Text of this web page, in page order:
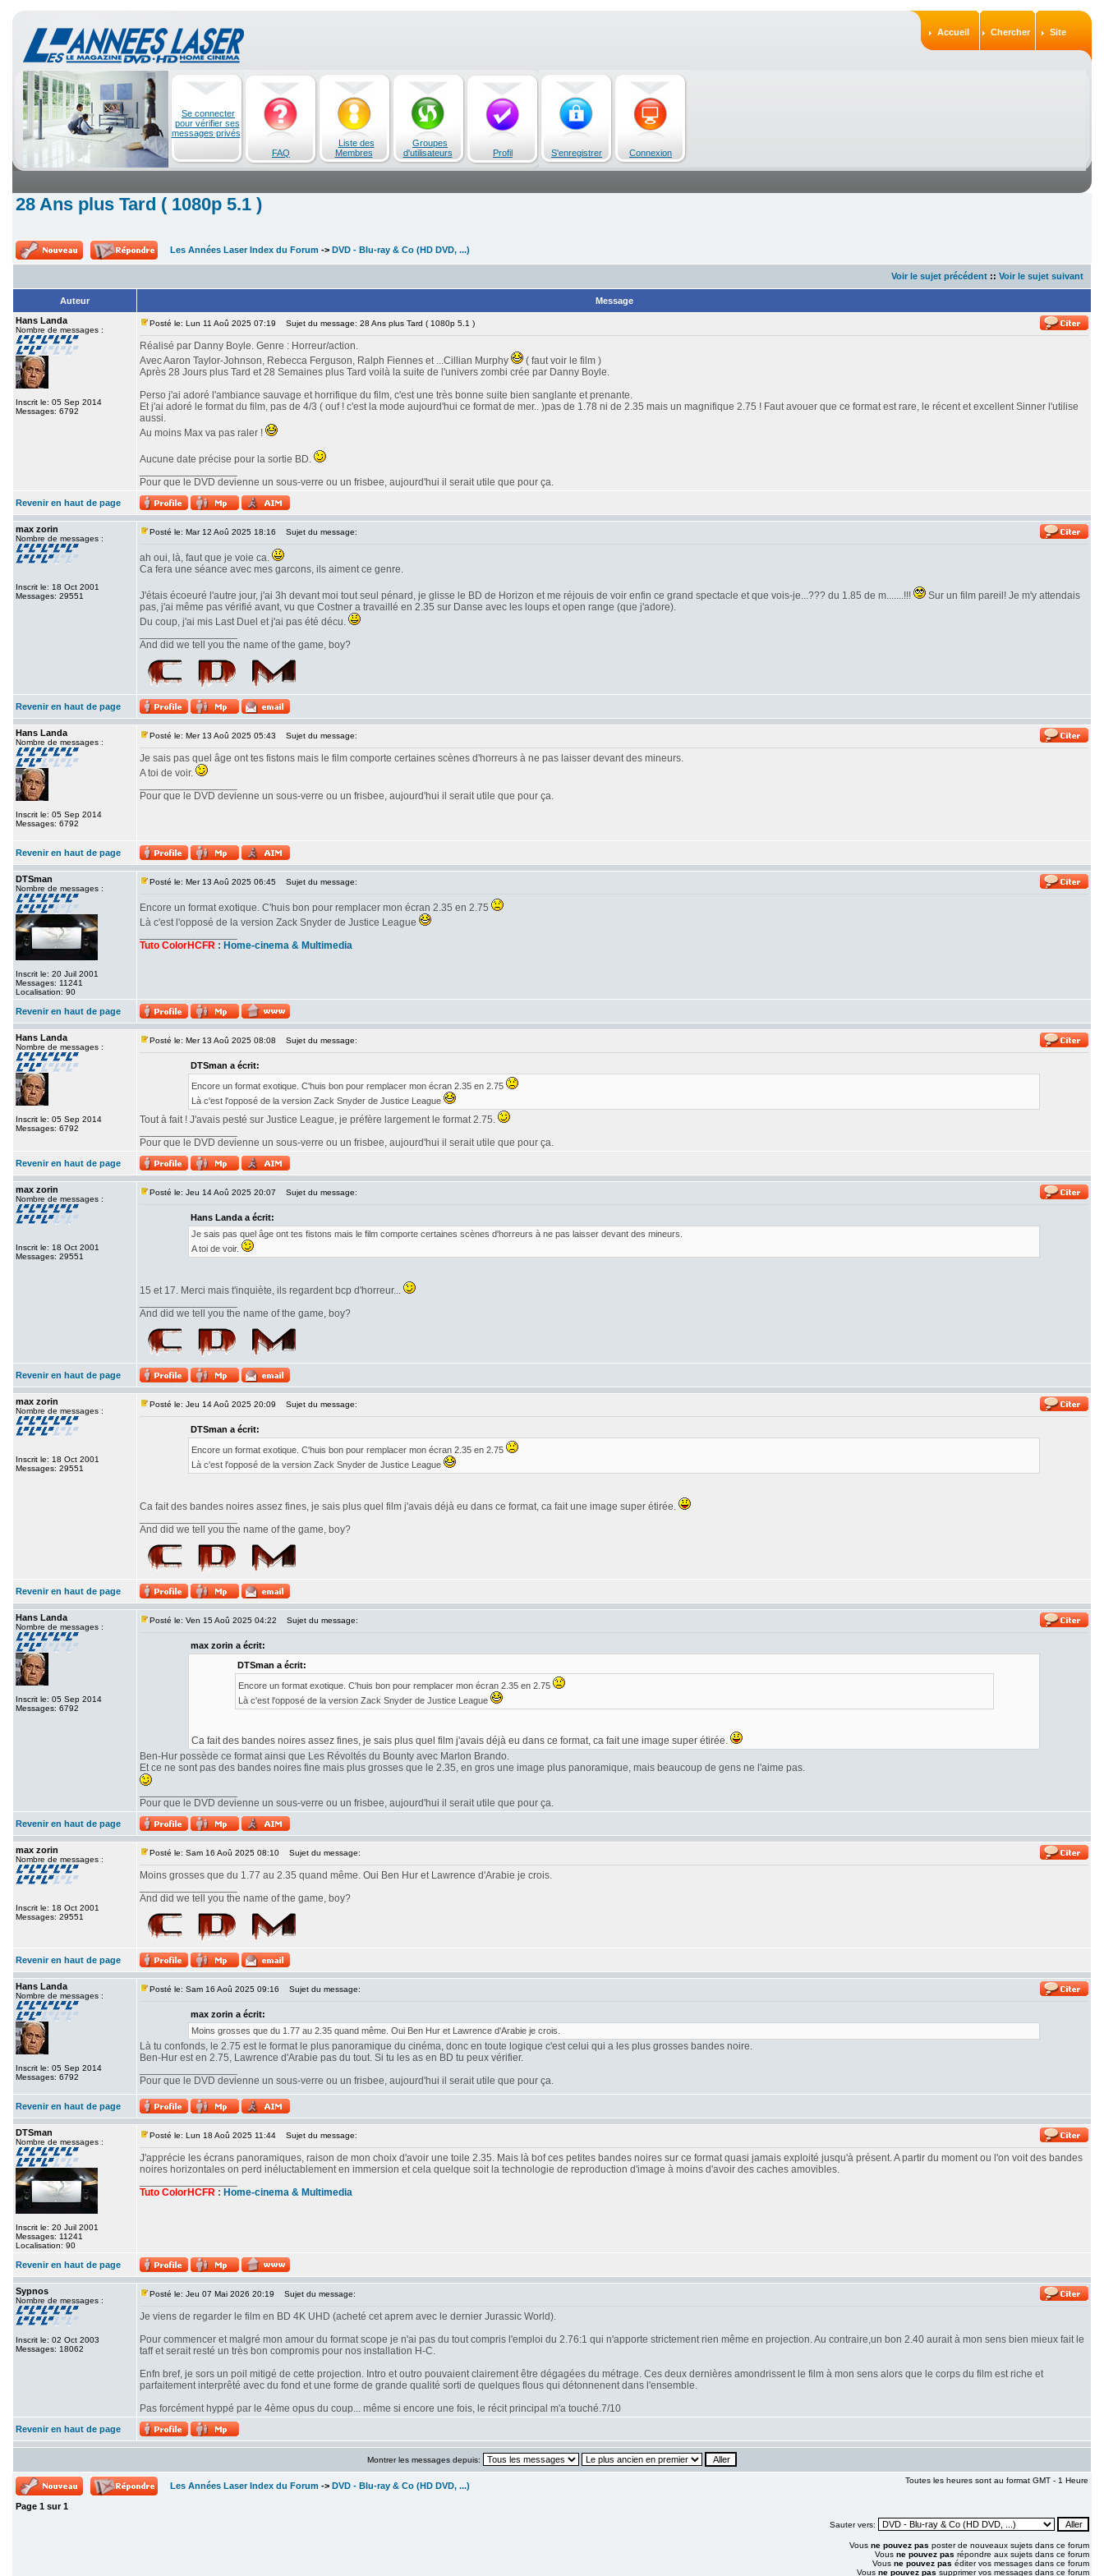
Accueil Chercher Site
Se connecter
pour vérifier ses
messages privés
FAQ
Liste des
Membres
Groupes
d'utilisateurs
Profil S'enregistrer Connexion
28 Ans plus Tard ( 1080p 5.1 )
Les Années Laser Index du Forum -> DVD - Blu-ray & Co (HD DVD, ...)
Voir le sujet précédent :: Voir le sujet suivant
Auteur
Message
Hans Landa
Nombre de messages :
Inscrit le: 05 Sep 2014
Messages: 6792
Posté le: Lun 11 Aoû 2025 07:19 Sujet du message: 28 Ans plus Tard ( 1080p 5.1 )
Réalisé par Danny Boyle. Genre : Horreur/action.
Avec Aaron Taylor-Johnson, Rebecca Ferguson, Ralph Fiennes et ...Cillian Murphy
( faut voir le film )
Après 28 Jours plus Tard et 28 Semaines plus Tard voilà la suite de l'univers zombi crée par Danny Boyle.
Perso j'ai adoré l'ambiance sauvage et horrifique du film, c'est une très bonne suite bien sanglante et prenante.
Et j'ai adoré le format du film, pas de 4/3 ( ouf ! c'est la mode aujourd'hui ce format de mer.. )pas de 1.78 ni de 2.35 mais un magnifique 2.75 ! Faut avouer que ce format est rare, le récent et excellent Sinner l'utilise
aussi.
Au moins Max va pas raler !
Aucune date précise pour la sortie BD.
Pour que le DVD devienne un sous-verre ou un frisbee, aujourd'hui il serait utile que pour ça.
Revenir en haut de page
max zorin
Nombre de messages :
Inscrit le: 18 Oct 2001
Messages: 29551
Posté le: Mar 12 Aoû 2025 18:16 Sujet du message:
ah oui, là, faut que je voie ca.
Ca fera une séance avec mes garcons, ils aiment ce genre.
J'étais écoeuré l'autre jour, j'ai 3h devant moi tout seul pénard, je glisse le BD de Horizon et me réjouis de voir enfin ce grand spectacle et que vois-je...??? du 1.85 de m.......!!!
Sur un film pareil! Je m'y attendais
pas, j'ai même pas vérifié avant, vu que Costner a travaillé en 2.35 sur Danse avec les loups et open range (que j'adore).
Du coup, j'ai mis Last Duel et j'ai pas été décu.
And did we tell you the name of the game, boy?
Revenir en haut de page
Hans Landa
Nombre de messages :
Inscrit le: 05 Sep 2014
Messages: 6792
Posté le: Mer 13 Aoû 2025 05:43 Sujet du message:
Je sais pas quel âge ont tes fistons mais le film comporte certaines scènes d'horreurs à ne pas laisser devant des mineurs.
A toi de voir.
Pour que le DVD devienne un sous-verre ou un frisbee, aujourd'hui il serait utile que pour ça.
Revenir en haut de page
DTSman
Nombre de messages :
Inscrit le: 20 Juil 2001
Messages: 11241
Localisation: 90
Posté le: Mer 13 Aoû 2025 06:45 Sujet du message:
Encore un format exotique. C'huis bon pour remplacer mon écran 2.35 en 2.75
Là c'est l'opposé de la version Zack Snyder de Justice League
Tuto ColorHCFR : Home-cinema & Multimedia
Revenir en haut de page
Hans Landa
Nombre de messages :
Inscrit le: 05 Sep 2014
Messages: 6792
Posté le: Mer 13 Aoû 2025 08:08 Sujet du message:
DTSman a écrit:
Encore un format exotique. C'huis bon pour remplacer mon écran 2.35 en 2.75
Là c'est l'opposé de la version Zack Snyder de Justice League
Tout à fait ! J'avais pesté sur Justice League, je préfère largement le format 2.75.
Pour que le DVD devienne un sous-verre ou un frisbee, aujourd'hui il serait utile que pour ça.
Revenir en haut de page
max zorin
Nombre de messages :
Inscrit le: 18 Oct 2001
Messages: 29551
Posté le: Jeu 14 Aoû 2025 20:07 Sujet du message:
Hans Landa a écrit:
Je sais pas quel âge ont tes fistons mais le film comporte certaines scènes d'horreurs à ne pas laisser devant des mineurs.
A toi de voir.
15 et 17. Merci mais t'inquiète, ils regardent bcp d'horreur...
And did we tell you the name of the game, boy?
Revenir en haut de page
max zorin
Nombre de messages :
Inscrit le: 18 Oct 2001
Messages: 29551
Posté le: Jeu 14 Aoû 2025 20:09 Sujet du message:
DTSman a écrit:
Encore un format exotique. C'huis bon pour remplacer mon écran 2.35 en 2.75
Là c'est l'opposé de la version Zack Snyder de Justice League
Ca fait des bandes noires assez fines, je sais plus quel film j'avais déjà eu dans ce format, ca fait une image super étirée.
And did we tell you the name of the game, boy?
Revenir en haut de page
Hans Landa
Nombre de messages :
Inscrit le: 05 Sep 2014
Messages: 6792
Posté le: Ven 15 Aoû 2025 04:22 Sujet du message:
max zorin a écrit:
DTSman a écrit:
Encore un format exotique. C'huis bon pour remplacer mon écran 2.35 en 2.75
Là c'est l'opposé de la version Zack Snyder de Justice League
Ca fait des bandes noires assez fines, je sais plus quel film j'avais déjà eu dans ce format, ca fait une image super étirée.
Ben-Hur possède ce format ainsi que Les Révoltés du Bounty avec Marlon Brando.
Et ce ne sont pas des bandes noires fine mais plus grosses que le 2.35, en gros une image plus panoramique, mais beaucoup de gens ne l'aime pas.
Pour que le DVD devienne un sous-verre ou un frisbee, aujourd'hui il serait utile que pour ça.
Revenir en haut de page
max zorin
Nombre de messages :
Inscrit le: 18 Oct 2001
Messages: 29551
Posté le: Sam 16 Aoû 2025 08:10 Sujet du message:
Moins grosses que du 1.77 au 2.35 quand même. Oui Ben Hur et Lawrence d'Arabie je crois.
And did we tell you the name of the game, boy?
Revenir en haut de page
Hans Landa
Nombre de messages :
Inscrit le: 05 Sep 2014
Messages: 6792
Posté le: Sam 16 Aoû 2025 09:16 Sujet du message:
max zorin a écrit:
Moins grosses que du 1.77 au 2.35 quand même. Oui Ben Hur et Lawrence d'Arabie je crois.
Là tu confonds, le 2.75 est le format le plus panoramique du cinéma, donc en toute logique c'est celui qui a les plus grosses bandes noire.
Ben-Hur est en 2.75, Lawrence d'Arabie pas du tout. Si tu les as en BD tu peux vérifier.
Pour que le DVD devienne un sous-verre ou un frisbee, aujourd'hui il serait utile que pour ça.
Revenir en haut de page
DTSman
Nombre de messages :
Inscrit le: 20 Juil 2001
Messages: 11241
Localisation: 90
Posté le: Lun 18 Aoû 2025 11:44 Sujet du message:
J'apprécie les écrans panoramiques, raison de mon choix d'avoir une toile 2.35. Mais là bof ces petites bandes noires sur ce format quasi jamais exploité jusqu'à présent. A partir du moment ou l'on voit des bandes
noires horizontales on perd inéluctablement en immersion et cela quelque soit la technologie de reproduction d'image à moins d'avoir des caches amovibles.
Tuto ColorHCFR : Home-cinema & Multimedia
Revenir en haut de page
Sypnos
Nombre de messages :
Inscrit le: 02 Oct 2003
Messages: 18062
Posté le: Jeu 07 Mai 2026 20:19 Sujet du message:
Je viens de regarder le film en BD 4K UHD (acheté cet aprem avec le dernier Jurassic World).
Pour commencer et malgré mon amour du format scope je n'ai pas du tout compris l'emploi du 2.76:1 qui n'apporte strictement rien même en projection. Au contraire,un bon 2.40 aurait à mon sens bien mieux fait le
taff et serait resté un très bon compromis pour nos installation H-C.
Enfn bref, je sors un poil mitigé de cette projection. Intro et outro pouvaient clairement être dégagées du métrage. Ces deux dernières amondrissent le film à mon sens alors que le corps du film est riche et
parfaitement interprêté avec du fond et une forme de grande qualité sorti de quelques flous qui détonnenent dans l'ensemble.
Pas forcément hyppé par le 4ème opus du coup... même si encore une fois, le récit principal m'a touché.7/10
Revenir en haut de page
Montrer les messages depuis:
Les Années Laser Index du Forum -> DVD - Blu-ray & Co (HD DVD, ...)
Toutes les heures sont au format GMT - 1 Heure
Page 1 sur1
Sauter vers:
Vous ne pouvez pas poster de nouveaux sujets dans ce forum
Vous ne pouvez pas répondre aux sujets dans ce forum
Vous ne pouvez pas éditer vos messages dans ce forum
Vous ne pouvez pas supprimer vos messages dans ce forum